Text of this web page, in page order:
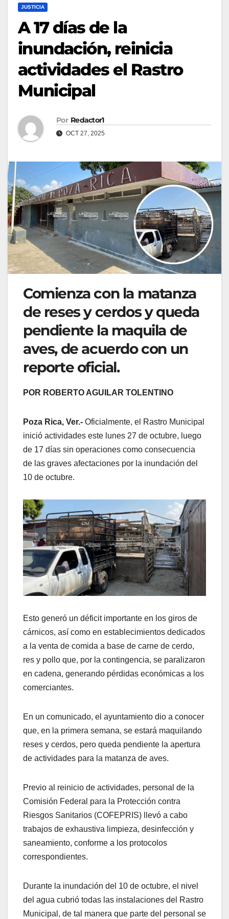
JUSTICIA
A 17 días de la
inundación, reinicia
actividades el Rastro
Municipal
Por Redactor1
OCT 27, 2025
Comienza con la matanza
de reses y cerdos y queda
pendiente la maquila de
aves, de acuerdo con un
reporte oficial.
POR ROBERTO AGUILAR TOLENTINO
Poza Rica, Ver.- Oficialmente, el Rastro Municipal
inició actividades este lunes 27 de octubre, luego
de 17 días sin operaciones como consecuencia
de las graves afectaciones por la inundación del
10 de octubre.
Esto generó un déficit importante en los giros de
cárnicos, así como en establecimientos dedicados
a la venta de comida a base de carne de cerdo,
res y pollo que, por la contingencia, se paralizaron
en cadena, generando pérdidas económicas a los
comerciantes.
En un comunicado, el ayuntamiento dio a conocer
que, en la primera semana, se estará maquilando
reses y cerdos, pero queda pendiente la apertura
de actividades para la matanza de aves.
Previo al reinicio de actividades, personal de la
Comisión Federal para la Protección contra
Riesgos Sanitarios (COFEPRIS) llevó a cabo
trabajos de exhaustiva limpieza, desinfección y
saneamiento, conforme a los protocolos
correspondientes.
Durante la inundación del 10 de octubre, el nivel
del agua cubrió todas las instalaciones del Rastro
Municipal, de tal manera que parte del personal se